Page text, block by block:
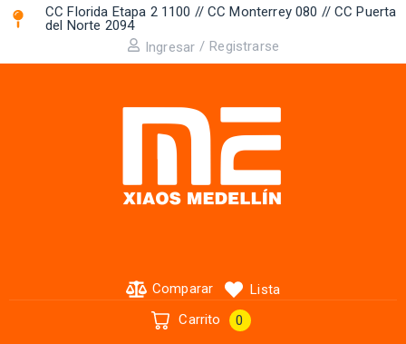
CC Florida Etapa 2 1100 // CC Monterrey 080 // CC Puerta
del Norte 2094 ​
Ingresar / Registrarse
Comparar
Lista
Carrito
0